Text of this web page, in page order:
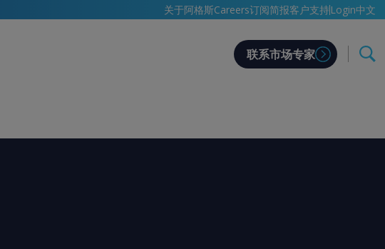
关于阿格斯Careers订阅简报客户支持 Login中文
联系市场专家